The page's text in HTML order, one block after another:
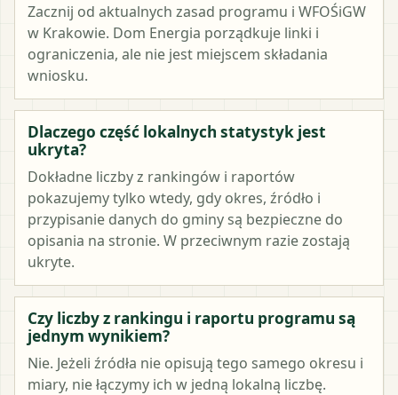
Zacznij od aktualnych zasad programu i WFOŚiGW
w Krakowie. Dom Energia porządkuje linki i
ograniczenia, ale nie jest miejscem składania
wniosku.
Dlaczego część lokalnych statystyk jest
ukryta?
Dokładne liczby z rankingów i raportów
pokazujemy tylko wtedy, gdy okres, źródło i
przypisanie danych do gminy są bezpieczne do
opisania na stronie. W przeciwnym razie zostają
ukryte.
Czy liczby z rankingu i raportu programu są
jednym wynikiem?
Nie. Jeżeli źródła nie opisują tego samego okresu i
miary, nie łączymy ich w jedną lokalną liczbę.